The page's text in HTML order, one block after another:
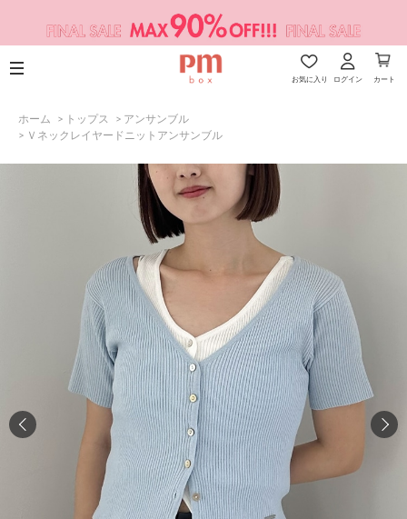
お気に入り ログイン カート
ホーム > トップス > アンサンブル
> Ｖネックレイヤードニットアンサンブル